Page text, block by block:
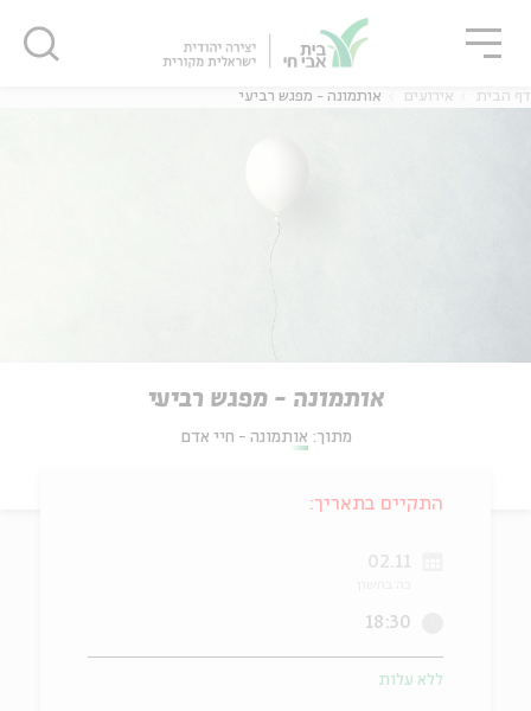
דף הבית אירועים אותמונה - מפגש רביעי
אותמונה - מפגש רביעי
מתוך: אותמונה - חיי אדם
התקיים בתאריך:
02.11
18:30
ללא עלות
סגור